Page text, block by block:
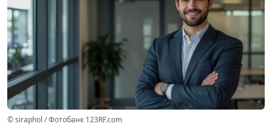
© siraphol / Фотобанк 123RF.com